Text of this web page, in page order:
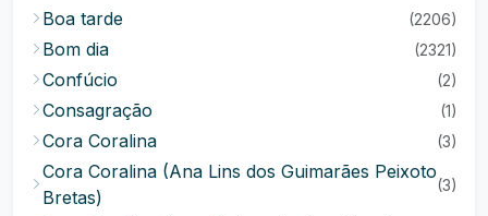
Boa tarde (2206)
Bom dia (2321)
Confúcio (2)
Consagração (1)
Cora Coralina (3)
Cora Coralina (Ana Lins dos Guimarães Peixoto
Bretas)
(3)